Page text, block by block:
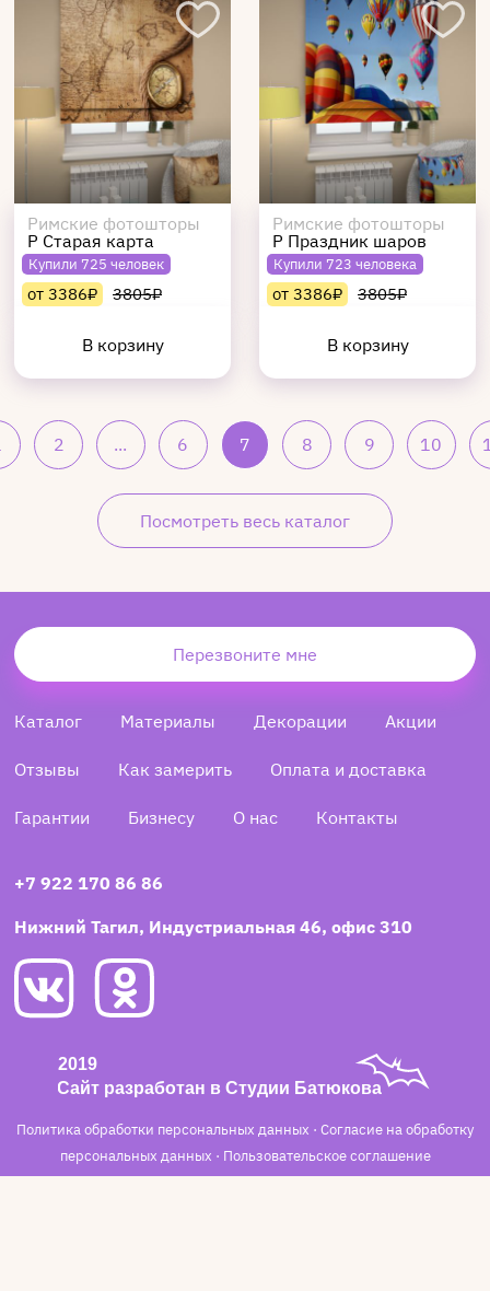
Римские фотошторы
Р Старая карта
Купили 725 человек
от 3386₽ 3805₽
В корзину
Римские фотошторы
Р Праздник шаров
Купили 723 человека
от 3386₽ 3805₽
В корзину
2 ... 6 7 8 9 10
Посмотреть весь каталог
Перезвоните мне
Каталог Материалы Декорации Акции
Отзывы Как замерить Оплата и доставка
Гарантии Бизнесу О нас Контакты
+7 922 170 86 86
Нижний Тагил, Индустриальная 46, офис 310
Политика обработки персональных данных · Согласие на обработку
персональных данных · Пользовательское соглашение